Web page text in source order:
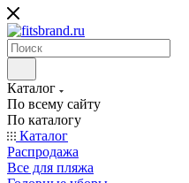
Каталог
По всему сайту
По каталогу
Каталог
Распродажа
Все для пляжа